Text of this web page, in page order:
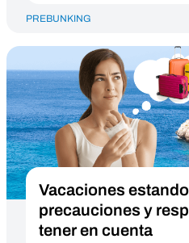
PREBUNKING
Vacaciones
precauciones y
tener en cuenta